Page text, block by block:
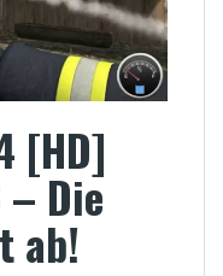
[HD]
– Die
ab!